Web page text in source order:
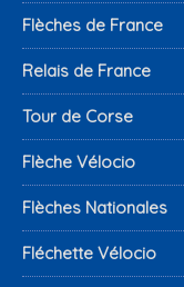
Flèches de France
Relais de France
Tour de Corse
Flèche Vélocio
Flèches Nationales
Fléchette Vélocio